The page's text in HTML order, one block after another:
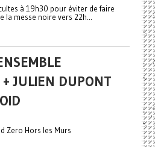
à 19h30 pour éviter de faire
messe noire vers 22h...
JULIEN DUPONT
Zero Hors les Murs